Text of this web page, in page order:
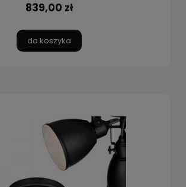
839,00 zł
do koszyka